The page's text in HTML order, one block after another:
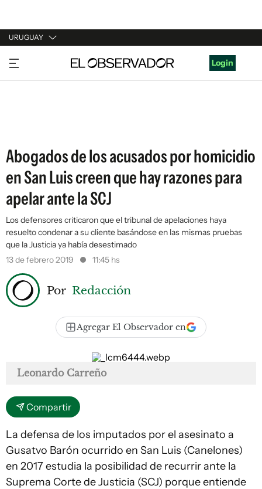
URUGUAY
URUGUAY
ARGENTINA
Login
Abogados de los acusados por homicidio
en San Luis creen que hay razones para
apelar ante la SCJ
Los defensores criticaron que el tribunal de apelaciones haya
resuelto condenar a su cliente basándose en las mismas pruebas
que la Justicia ya había desestimado
13 de febrero 2019
11:45 hs
Por Redacción
Agregar El Observador en
Leonardo Carreño
Compartir
La defensa de los imputados por el asesinato a
Gusatvo Barón ocurrido en San Luis (Canelones)
en 2017 estudia la posibilidad de recurrir ante la
Suprema Corte de Justicia (SCJ) porque entiende